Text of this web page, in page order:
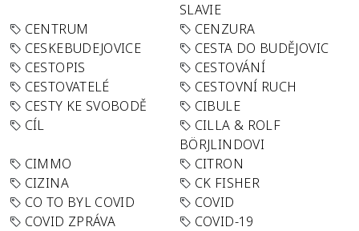
SLAVIE
CENTRUM
CENZURA
CESKEBUDEJOVICE
CESTA DO BUDĚJOVIC
CESTOPIS
CESTOVÁNÍ
CESTOVATELÉ
CESTOVNÍ RUCH
CESTY KE SVOBODĚ
CIBULE
CÍL
CILLA & ROLF
BÖRJLINDOVI
CIMMO
CITRON
CIZINA
CK FISHER
CO TO BYL COVID
COVID
COVID ZPRÁVA
COVID-19